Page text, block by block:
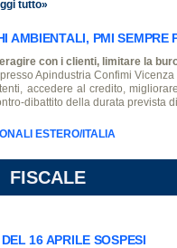
tutto»
AMBIENTALI, PMI SEMPRE
con i clienti, limitare la
presso Apindustria Confimi Vicenza
accedere al credito,
dibattito della durata prevista
ESTERO/ITALIA
FISCALE
16 APRILE SOSPESI